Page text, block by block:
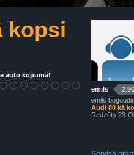
kopsi
auto kopumā!
emils
2.90
emils
Audi 80 kā
Redzēts 23-